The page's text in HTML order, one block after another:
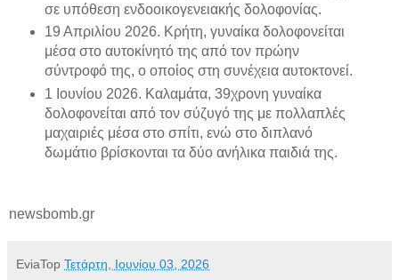
σε υπόθεση ενδοοικογενειακής δολοφονίας.
19 Απριλίου 2026. Κρήτη, γυναίκα δολοφονείται
μέσα στο αυτοκίνητό της από τον πρώην
σύντροφό της, ο οποίος στη συνέχεια αυτοκτονεί.
1 Ιουνίου 2026. Καλαμάτα, 39χρονη γυναίκα
δολοφονείται από τον σύζυγό της με πολλαπλές
μαχαιριές μέσα στο σπίτι, ενώ στο διπλανό
δωμάτιο βρίσκονται τα δύο ανήλικα παιδιά της.
newsbomb.gr
EviaTop Τετάρτη, Ιουνίου 03, 2026